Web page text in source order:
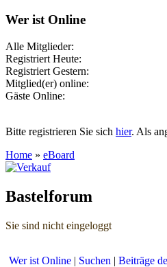
Wer ist Online
Alle Mitglieder:
Registriert Heute:
Registriert Gestern:
Mitglied(er) online:
Gäste Online:
Bitte registrieren Sie sich hier. Als
Home » eBoard
Bastelforum
Sie sind nicht eingeloggt
Wer ist Online | Suchen | Beiträge